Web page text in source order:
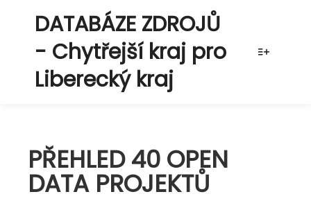
DATABÁZE ZDROJŮ
- Chytřejší kraj pro
Liberecký kraj
PŘEHLED 40 OPEN
DATA PROJEKTŮ